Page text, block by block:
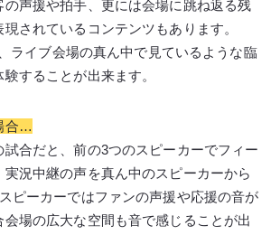
の声援や拍手、更には会場に跳ね返る残
されているコンテンツもあります。
ライブ会場の真ん中で見ているような臨
することが出来ます。
合…
合だと、前の3つのスピーカーでフィー
実況中継の声を真ん中のスピーカーから
ピーカーではファンの声援や応援の音が
場の広大な空間も音で感じることが出